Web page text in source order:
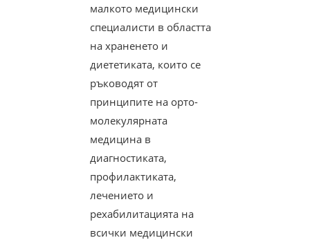
малкото медицински
специалисти в областта
на храненето и
диететиката, които се
ръководят от
принципите на орто-
молекулярната
медицина в
диагностиката,
профилактиката,
лечението и
рехабилитацията на
всички медицински